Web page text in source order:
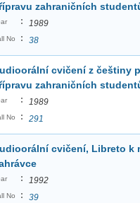
zahraničních
: 1989
No : 38
cvičení z češtiny
zahraničních
: 1989
No : 291
cvičení, Libreto k
: 1992
No : 39